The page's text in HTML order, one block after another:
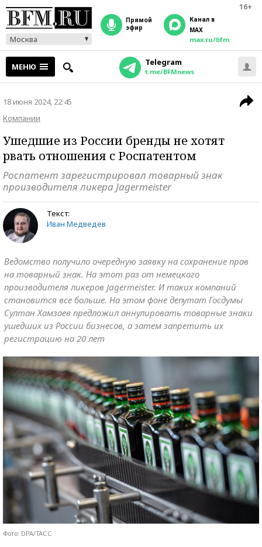
16+
Москва
прямой
эфир
Канал в
MAX
max.ru/bfm
МЕНЮ Telegram
t.me/BFMnews
18 июня 2024, 22:45
Компании
Ушедшие из России бренды не хотят
рвать отношения с Роспатентом
Роспатент зарегистрировал товарный знак
производителя ликера Jagermeister
Текст:
Иван Медведев
Ведомство получило очередную заявку на сохранение прав
на товарный знак. На этот раз от немецкого
производителя ликеров Jagermeister. И таких компаний
становится все больше. На этом фоне депутат Госдумы
Султан Хамзаев предложил аннулировать товарные знаки
ушедших из России бизнесов, а затем запретить их
регистрацию на 20 лет
Фото: DPA/ТАСС